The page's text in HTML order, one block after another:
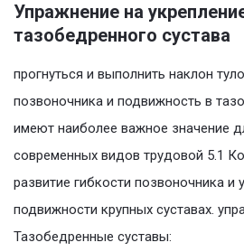
Упражнение на
тазобедренного сустава
прогнуться и выполнить наклон
позвоночника и подвижность в
имеют наиболее важное значение
современных видов трудовой 5.1
развитие гибкости позвоночника и
подвижности крупных суставах.
Тазобедренные суставы: